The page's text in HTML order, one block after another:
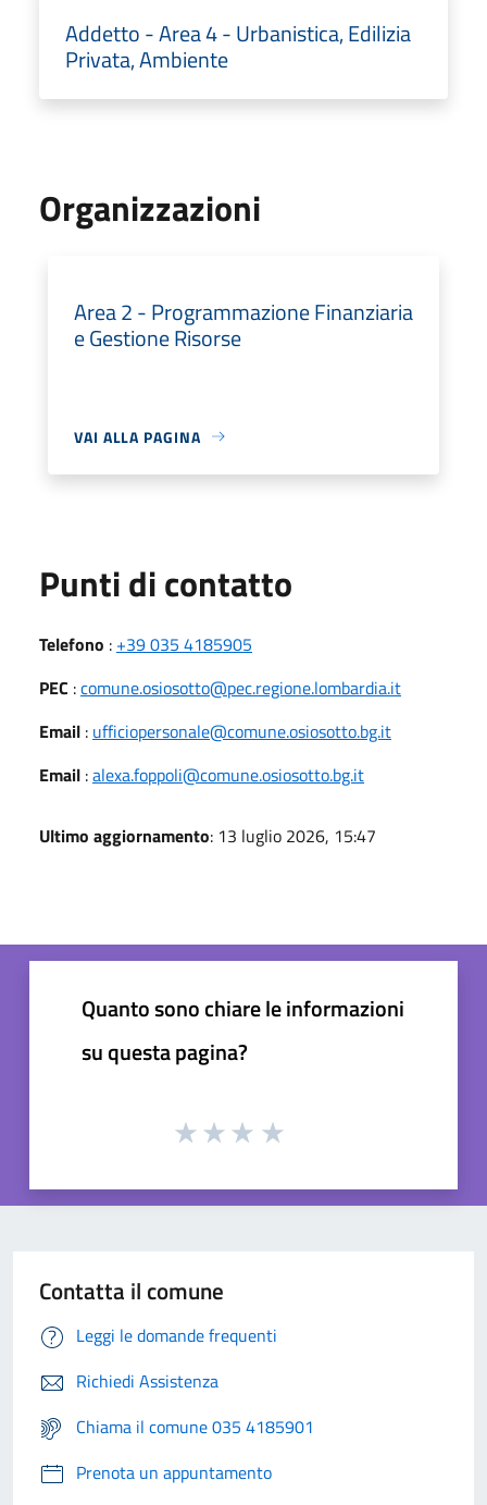
Addetto - Area 4 - Urbanistica, Edilizia
Privata, Ambiente
Organizzazioni
Area 2 - Programmazione Finanziaria
e Gestione Risorse
VAI ALLA PAGINA
Punti di contatto
Telefono : +39 035 4185905
PEC :comune.osiosotto@pec.regione.lombardia.it
Email : ufficiopersonale@comune.osiosotto.bg.it
Email :alexa.foppoli@comune.osiosotto.bg.it
Ultimo aggiornamento: 13 luglio 2026, 15:47
Quanto sono chiare le informazioni
su questa pagina?
Contatta il comune
Leggi le domande frequenti
Richiedi Assistenza
Chiama il comune 035 4185901
Prenota un appuntamento